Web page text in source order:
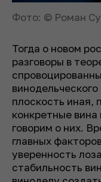
Фото: © Роман
Тогда о новом
разговоры в
плоскость иная,
конкретные
говорим о них.
главных
уверенность
стабильность